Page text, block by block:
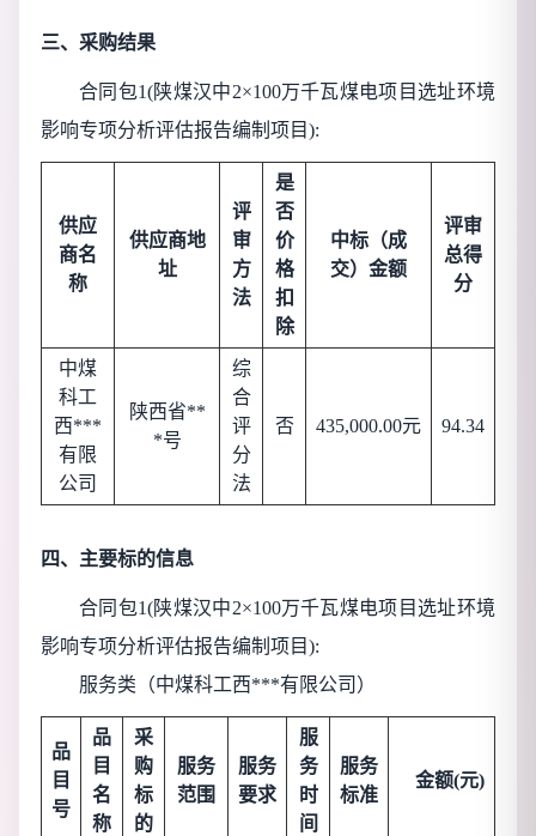
三、采购结果
合同包1(陕煤汉中2×100万千瓦煤电项目选址环境
影响专项分析评估报告编制项目):
供应
商名
称
供应商地
址
评
审
方
法
是
否
价
格
扣
除
中标（成
交）金额
评审
总得
分
中煤
科工
西***
有限
公司
陕西省**
*号
综
合
评
分
法
否 435,000.00元 94.34
四、主要标的信息
合同包1(陕煤汉中2×100万千瓦煤电项目选址环境
影响专项分析评估报告编制项目):
服务类（中煤科工西***有限公司）
品
目
号
品
目
名
称
采
购
标
的
服务
范围
服务
要求
服
务
时
间
服务
标准
金额(元)